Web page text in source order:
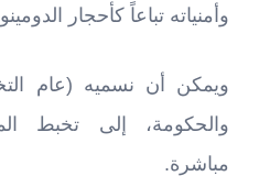
وأمنياته تباعاً كأحجار
ويمكن أن نسميه (عام
والحكومة، إلى تخبط
مباشرة.